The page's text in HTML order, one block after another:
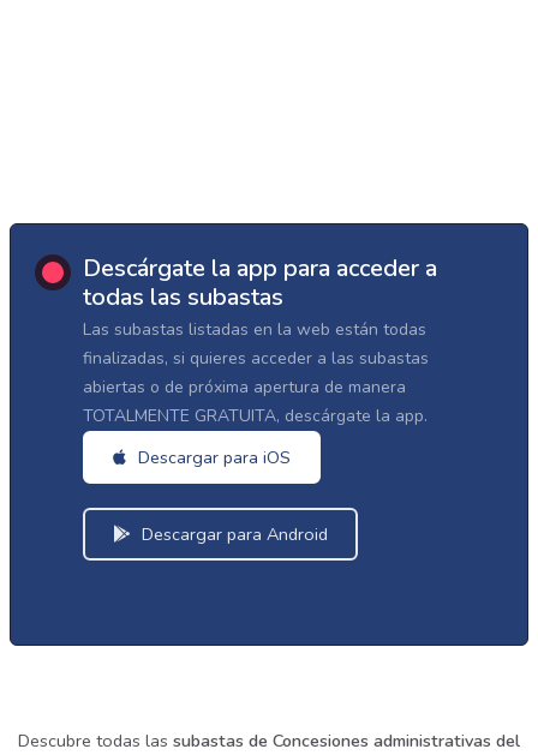
Descárgate la app para acceder a
todas las subastas
Las subastas listadas en la web están todas
finalizadas, si quieres acceder a las subastas
abiertas o de próxima apertura de manera
TOTALMENTE GRATUITA, descárgate la app.
Descargar para iOS
Descargar para Android
Descubre todas las subastas de Concesiones administrativas del